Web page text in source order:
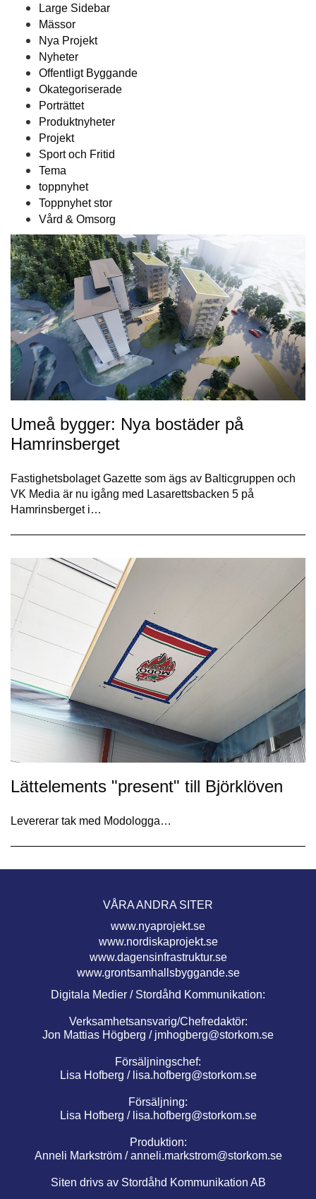
Large Sidebar
Mässor
Nya Projekt
Nyheter
Offentligt Byggande
Okategoriserade
Porträttet
Produktnyheter
Projekt
Sport och Fritid
Tema
toppnyhet
Toppnyhet stor
Vård & Omsorg
Umeå bygger: Nya bostäder på
Hamrinsberget
Fastighetsbolaget Gazette som ägs av Balticgruppen och
VK Media är nu igång med Lasarettsbacken 5 på
Hamrinsberget i…
Lättelements "present" till Björklöven
Levererar tak med Modologga…
VÅRA ANDRA SITER
www.nyaprojekt.se
www.nordiskaprojekt.se
www.dagensinfrastruktur.se
www.grontsamhallsbyggande.se
Digitala Medier / Stordåhd Kommunikation:
Verksamhetsansvarig/Chefredaktör:
Jon Mattias Högberg / jmhogberg@storkom.se
Försäljningschef:
Lisa Hofberg / lisa.hofberg@storkom.se
Försäljning:
Lisa Hofberg / lisa.hofberg@storkom.se
Produktion:
Anneli Markström /anneli.markstrom@storkom.se
Siten drivs av Stordåhd Kommunikation AB